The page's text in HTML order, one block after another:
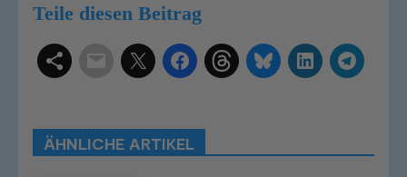
Teile diesen Beitrag
ÄHNLICHE ARTIKEL